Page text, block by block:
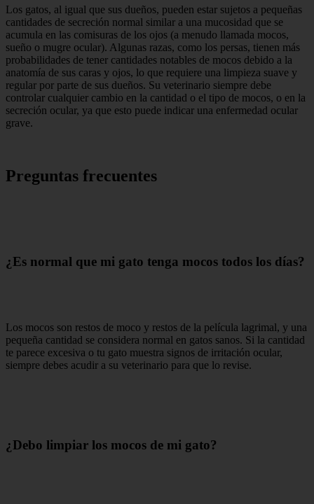
Los gatos, al igual que sus dueños, pueden estar sujetos a pequeñas
cantidades de secreción normal similar a una mucosidad que se
acumula en las comisuras de los ojos (a menudo llamada mocos,
sueño o mugre ocular). Algunas razas, como los persas, tienen más
probabilidades de tener cantidades notables de mocos debido a la
anatomía de sus caras y ojos, lo que requiere una limpieza suave y
regular por parte de sus dueños. Su veterinario siempre debe
controlar cualquier cambio en la cantidad o el tipo de mocos, o en la
secreción ocular, ya que esto puede indicar una enfermedad ocular
grave.
Preguntas frecuentes
¿Es normal que mi gato tenga mocos todos los días?
Los mocos son restos de moco y restos de la película lagrimal, y una
pequeña cantidad se considera normal en gatos sanos. Si la cantidad
te parece excesiva o tu gato muestra signos de irritación ocular,
siempre debes acudir a su veterinario para que lo revise.
¿Debo limpiar los mocos de mi gato?